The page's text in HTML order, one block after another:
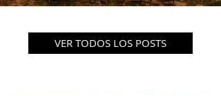
VER TODOS LOS POSTS